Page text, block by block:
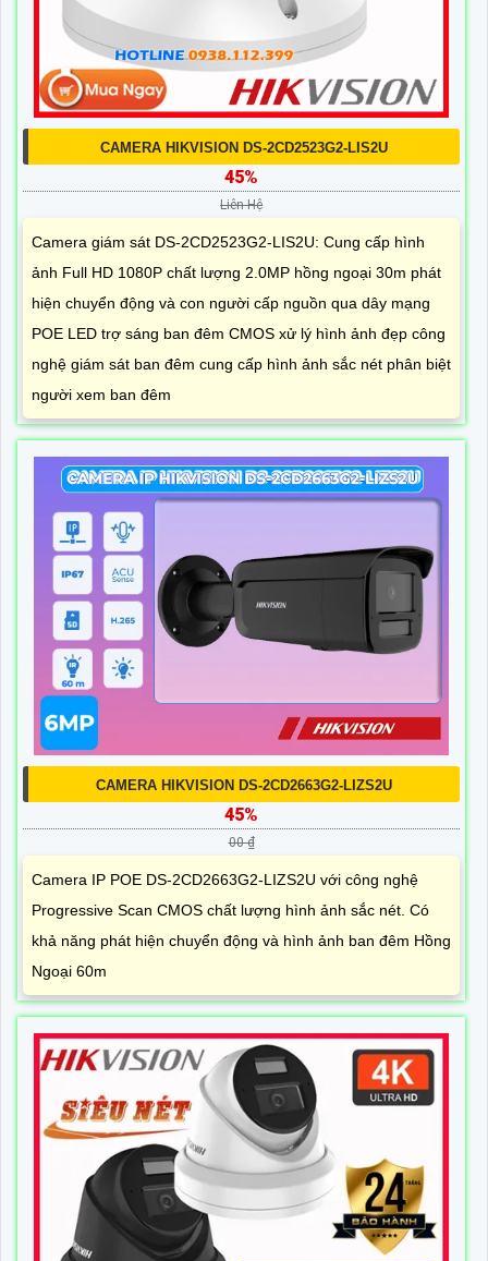
CAMERA HIKVISION DS-2CD2523G2-LIS2U
45%
Liên Hệ
Camera giám sát DS-2CD2523G2-LIS2U: Cung cấp hình
ảnh Full HD 1080P chất lượng 2.0MP hồng ngoại 30m phát
hiện chuyển động và con người cấp nguồn qua dây mạng
POE LED trợ sáng ban đêm CMOS xử lý hình ảnh đẹp công
nghệ giám sát ban đêm cung cấp hình ảnh sắc nét phân biệt
người xem ban đêm
CAMERA HIKVISION DS-2CD2663G2-LIZS2U
45%
00 ₫
Camera IP POE DS-2CD2663G2-LIZS2U với công nghệ
Progressive Scan CMOS chất lượng hình ảnh sắc nét. Có
khả năng phát hiện chuyển động và hình ảnh ban đêm Hồng
Ngoại 60m